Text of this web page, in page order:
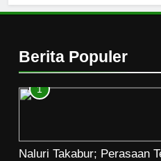
Berita Populer
1
Naluri Takabur; Perasaan